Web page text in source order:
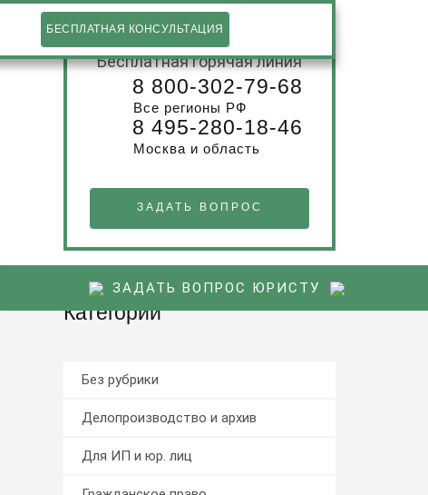
ЗАДАТЬ ВОПРОС ЮРИСТУ
Бесплатная горячая линия
8 800-302-79-68
Все регионы РФ
8 495-280-18-46
Москва и область
ЗАДАТЬ ВОПРОС
Категории
Без рубрики
Делопроизводство и архив
Для ИП и юр. лиц
БЕСПЛАТНАЯ КОНСУЛЬТАЦИЯ